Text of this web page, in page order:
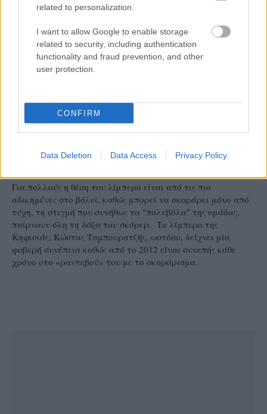
related to personalization.
I want to allow Google to enable storage
related to security, including authentication
functionality and fraud prevention, and other
user protection.
CONFIRM
Data Deletion Data Access Privacy Policy
Α1 ΑΝΔΡΩΝ 07/01/2015
Για πολλούς η θέση του λίμπερο είναι από τις πιο
αδικημένες στο βόλεϊ, καθώς μπορεί να σκοράρει μόνο από
τύχη, τη στιγμή που συνήθως τα "πολυβόλα" της ομάδας,
παίρνουν όλη τη δόξα του σκόρερ. Το λίμπερο της
Κηφισιάς, Κώστας Ταμπουρατζής, ωστόσο, δείχνει μία
φοβερή συνέπεια καθώς από το 2012 είναι συνεπής κάθε
χρόνο στο «ραντεβού» του με το σκοράρισμα.